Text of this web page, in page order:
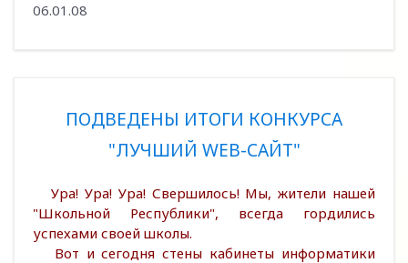
06.01.08
ПОДВЕДЕНЫ ИТОГИ КОНКУРСА
"ЛУЧШИЙ WEB-САЙТ"
Ура! Ура! Ура! Свершилось! Мы, жители нашей
"Школьной Республики", всегда гордились
успехами своей школы.
Вот и сегодня стены кабинеты информатики